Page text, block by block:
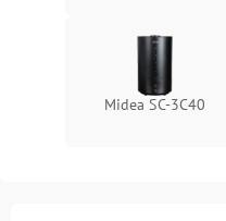
Midea SC-3C40